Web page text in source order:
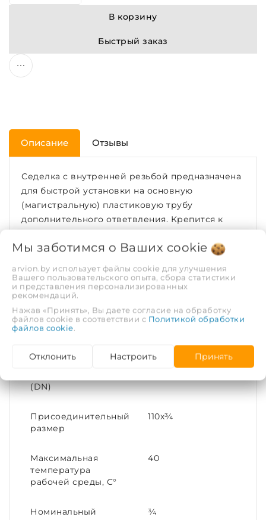
В корзину
Быстрый заказ
Описание Отзывы
Седелка с внутренней резьбой предназначена
для быстрой установки на основную
(магистральную) пластиковую трубу
дополнительного ответвления. Крепится к
Седелки хорошо зарекомендовали себя, как
герметичные резьбовые отводы,
устанавливаемые без разрезания трубы.
ХАРАКТЕРИСТИКИ
Холодная вода
(DN)
Присоединительный
размер
110х¾
Максимальная
температура
рабочей среды, С°
40
Номинальный
¾
Мы заботимся о Ваших cookie
arvion.by использует файлы cookie для улучшения
Вашего пользовательского опыта, сбора статистики
и представления персонализированных
рекомендаций.
Нажав «Принять», Вы даете согласие на обработку
файлов cookie в соответствии с Политикой обработки
файлов cookie
Отклонить Настроить Принять